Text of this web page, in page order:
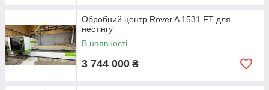
Обробний центр Rover A 1531 FT для
нестінгу
В наявності
3 744 000 ₴